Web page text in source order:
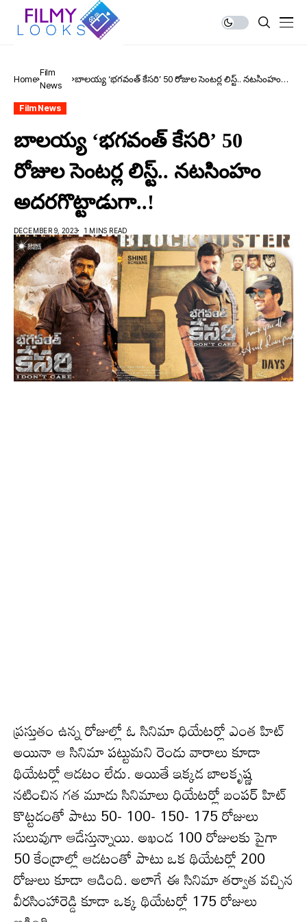
Home
Film
News
బాలయ్య ‘భ‌గ‌వంత్‌ కేసరి’ 50 రోజుల సెంట‌ర్ల లిస్ట్‌.. నట‌సింహం
Film News
బాలయ్య ‘భ‌గ‌వంత్‌ కేసరి’ 50
రోజుల సెంట‌ర్ల లిస్ట్‌.. నట‌సింహం
అదరగొట్టాడుగా..!
DECEMBER 9, 2023 1 MINS READ
ప్రస్తుతం ఉన్న రోజుల్లో ఓ సినిమా ధియేటర్లో ఎంత హిట్
అయినా ఆ సినిమా పట్టుమని రెండు వారాలు కూడా
థియేటర్లో ఆడటం లేదు. అయితే ఇక్కడ బాలకృష్ణ
నటించిన గత మూడు సినిమాలు ధియేటర్లో బంపర్ హిట్
కొట్టడంతో పాటు 50- 100- 150- 175 రోజులు
సులువుగా ఆడేస్తున్నాయి. అఖండ 100 రోజులకు పైగా
50 కేంద్రాల్లో ఆడటంతో పాటు ఒక థియేటర్లో 200
రోజులు కూడా ఆడింది. అలాగే ఈ సినిమా తర్వాత వచ్చిన
వీర‌సింహారెడ్డి కూడా ఒక్క థియేటర్లో 175 రోజులు